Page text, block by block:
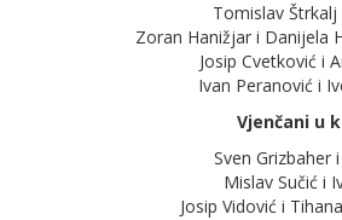
Tomislav Štrkalj
Zoran Hanižjar i Danijela
Josip Cvetković i
Ivan Peranović i
Vjenčani u
Sven Grizbaher
Mislav Sučić i
Josip Vidović i